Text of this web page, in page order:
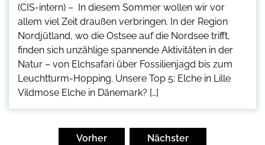
(CIS-intern) – In diesem Sommer wollen wir vor
allem viel Zeit draußen verbringen. In der Region
Nordjütland, wo die Ostsee auf die Nordsee trifft,
finden sich unzählige spannende Aktivitäten in der
Natur – von Elchsafari über Fossilienjagd bis zum
Leuchtturm-Hopping. Unsere Top 5: Elche in Lille
Vildmose Elche in Dänemark? […]
Vorher Nächster